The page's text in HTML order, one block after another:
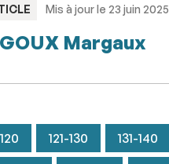
Mis à jour le 23 juin 2025
Margaux
121-130 131-140